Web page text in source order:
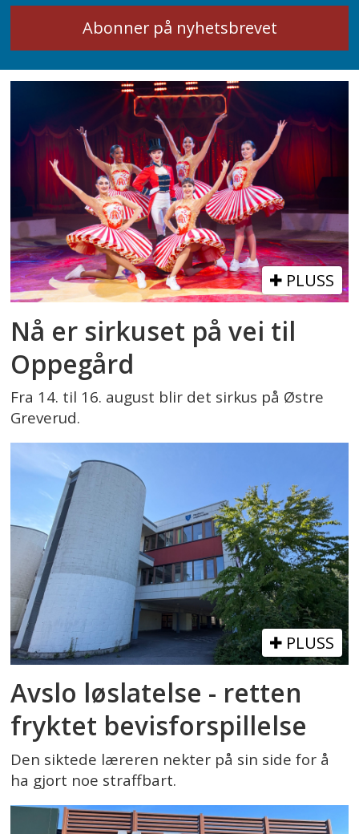
PLUSS
Nå er sirkuset på vei til
Oppegård
Fra 14. til 16. august blir det sirkus på Østre
Greverud.
PLUSS
Avslo løslatelse - retten
fryktet bevisforspillelse
Den siktede læreren nekter på sin side for å
ha gjort noe straffbart.